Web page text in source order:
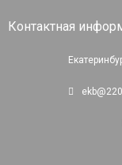
Контактная